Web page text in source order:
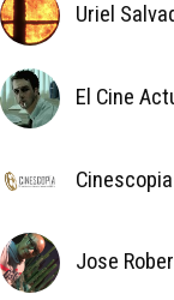
Uriel
El Cine
Cinescopia
Jose